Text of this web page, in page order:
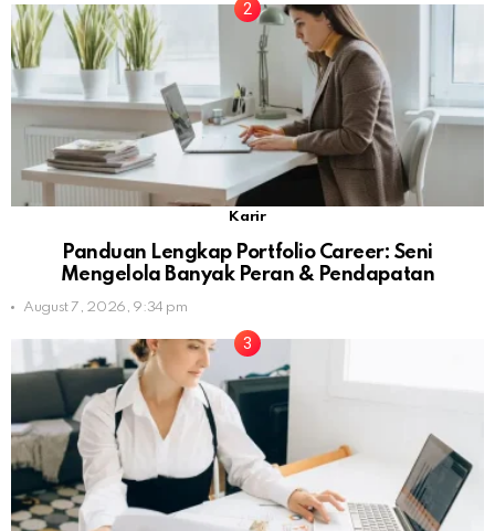
Karir
Panduan Lengkap Portfolio Career: Seni
Mengelola Banyak Peran & Pendapatan
August 7, 2026, 9:34 pm